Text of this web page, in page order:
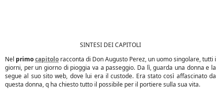
SINTESI DEI CAPITOLI
Nel primocapitolo racconta di Don Augusto Perez, un uomo singolare, tutti i
giorni, per un giorno di pioggia va a passeggio. Da lì, guarda una donna e la
segue al suo sito web, dove lui era il custode. Era stato così affascinato da
questa donna, q ha chiesto tutto il possibile per il portiere sulla sua vita.